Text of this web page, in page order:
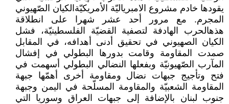
يقودها خادم مشروع الامبرياليّة الأمريكيّةالكيان الصّهيوني
المجرم. مع مرور أحد عشر شهرا على انطلاقة
هذهالحرب الهادفة لتصفية القضيّة الفلسطينيّة، فشل
الكيان الصهيوني في تحقيق أدنى أهدافه، في المقابل
صمدت المقاومة وقامت بدورها البطولي في إفشال
المآرب الصّهيونيّة وبفعلها النضالي البطولي أسهمت في
فتح وتأجيج جبهات نضال ومقاومة أخرى أهمّها جبهة
المقاومة الشعبيّة والمقاومة المسلّحة في اليمن وجبهة
جنوب لبنان بالإضافة إلى جبهات العراق وسوريا التي